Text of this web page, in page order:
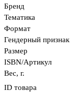
Бренд
Тематика
Формат
Гендерный признак
Размер
ISBN/Артикул
Вес, г.
ID товара